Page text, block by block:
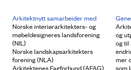
Arkitektnytt samarbeider med
Norske interiørarkitekters- og
møbeldesigneres landsforening
(NIL)
Norske landskapsarkitekters
forening (NLA)
Arkitektenes Fagforbund (AFAG)
og
og til
mer
som